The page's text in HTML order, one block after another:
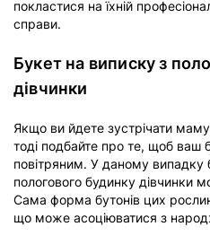
покластися на їхній
справи.
Букет на виписку з
дівчинки
Якщо ви йдете зустрічати
тоді подбайте про те, щоб ваш
повітряним. У даному випадку
пологового будинку дівчинки
Сама форма бутонів цих
що може асоціюватися з